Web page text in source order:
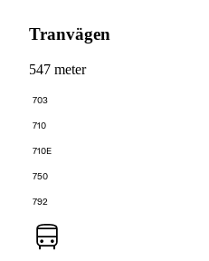
Tranvägen
547 meter
703
710
710E
750
792